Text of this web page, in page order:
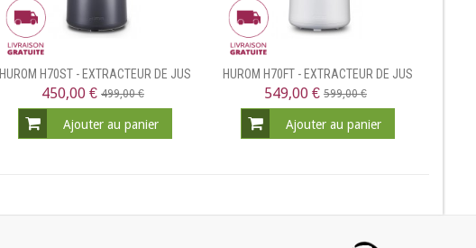
HUROM H70ST - EXTRACTEUR DE JUS
VERTICAL
450,00 € 499,00 €
Ajouter au panier
HUROM H70FT - EXTRACTEUR DE JUS
VERTICAL
549,00 € 599,00 €
Ajouter au panier